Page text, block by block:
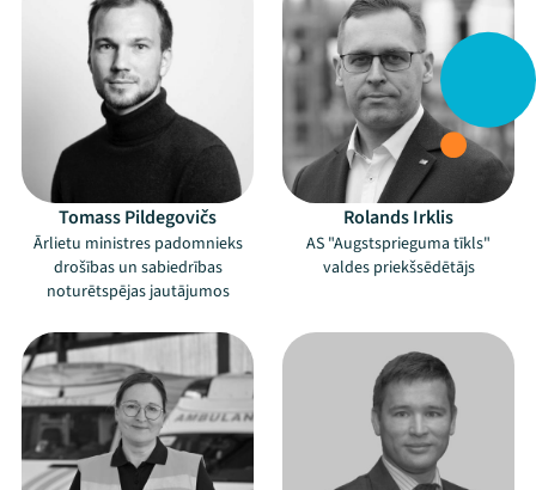
Tomass Pildegovičs
Ārlietu ministres padomnieks
drošības un sabiedrības
noturētspējas jautājumos
Rolands Irklis
AS "Augstsprieguma tīkls"
valdes priekšsēdētājs